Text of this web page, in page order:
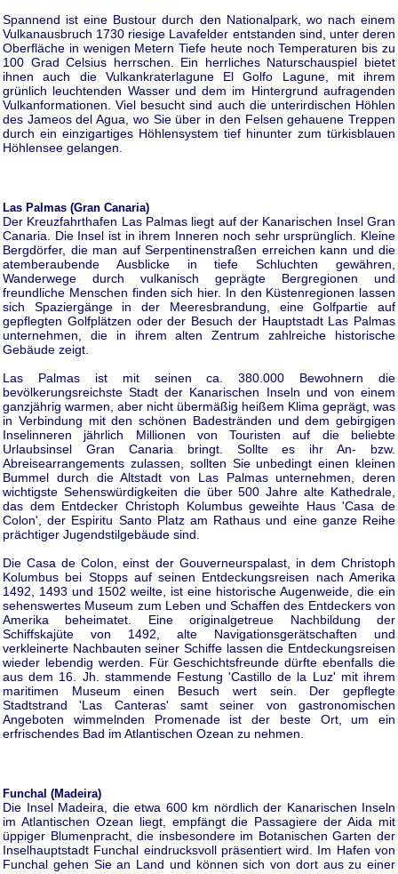
Spannend ist eine Bustour durch den Nationalpark, wo nach einem
Vulkanausbruch 1730 riesige Lavafelder entstanden sind, unter deren
Oberfläche in wenigen Metern Tiefe heute noch Temperaturen bis zu
100 Grad Celsius herrschen. Ein herrliches Naturschauspiel bietet
ihnen auch die Vulkankraterlagune El Golfo Lagune, mit ihrem
grünlich leuchtenden Wasser und dem im Hintergrund aufragenden
Vulkanformationen. Viel besucht sind auch die unterirdischen Höhlen
des Jameos del Agua, wo Sie über in den Felsen gehauene Treppen
durch ein einzigartiges Höhlensystem tief hinunter zum türkisblauen
Höhlensee gelangen.
Las Palmas (Gran Canaria)
Der Kreuzfahrthafen Las Palmas liegt auf der Kanarischen Insel Gran
Canaria. Die Insel ist in ihrem Inneren noch sehr ursprünglich. Kleine
Bergdörfer, die man auf Serpentinenstraßen erreichen kann und die
atemberaubende Ausblicke in tiefe Schluchten gewähren,
Wanderwege durch vulkanisch geprägte Bergregionen und
freundliche Menschen finden sich hier. In den Küstenregionen lassen
sich Spaziergänge in der Meeresbrandung, eine Golfpartie auf
gepflegten Golfplätzen oder der Besuch der Hauptstadt Las Palmas
unternehmen, die in ihrem alten Zentrum zahlreiche historische
Gebäude zeigt.
Las Palmas ist mit seinen ca. 380.000 Bewohnern die
bevölkerungsreichste Stadt der Kanarischen Inseln und von einem
ganzjährig warmen, aber nicht übermäßig heißem Klima geprägt, was
in Verbindung mit den schönen Badestränden und dem gebirgigen
Inselinneren jährlich Millionen von Touristen auf die beliebte
Urlaubsinsel Gran Canaria bringt. Sollte es ihr An- bzw.
Abreisearrangements zulassen, sollten Sie unbedingt einen kleinen
Bummel durch die Altstadt von Las Palmas unternehmen, deren
wichtigste Sehenswürdigkeiten die über 500 Jahre alte Kathedrale,
das dem Entdecker Christoph Kolumbus geweihte Haus 'Casa de
Colon', der Espiritu Santo Platz am Rathaus und eine ganze Reihe
prächtiger Jugendstilgebäude sind.
Die Casa de Colon, einst der Gouverneurspalast, in dem Christoph
Kolumbus bei Stopps auf seinen Entdeckungsreisen nach Amerika
1492, 1493 und 1502 weilte, ist eine historische Augenweide, die ein
sehenswertes Museum zum Leben und Schaffen des Entdeckers von
Amerika beheimatet. Eine originalgetreue Nachbildung der
Schiffskajüte von 1492, alte Navigationsgerätschaften und
verkleinerte Nachbauten seiner Schiffe lassen die Entdeckungsreisen
wieder lebendig werden. Für Geschichtsfreunde dürfte ebenfalls die
aus dem 16. Jh. stammende Festung 'Castillo de la Luz' mit ihrem
maritimen Museum einen Besuch wert sein. Der gepflegte
Stadtstrand 'Las Canteras' samt seiner von gastronomischen
Angeboten wimmelnden Promenade ist der beste Ort, um ein
erfrischendes Bad im Atlantischen Ozean zu nehmen.
Funchal (Madeira)
Die Insel Madeira, die etwa 600 km nördlich der Kanarischen Inseln
im Atlantischen Ozean liegt, empfängt die Passagiere der Aida mit
üppiger Blumenpracht, die insbesondere im Botanischen Garten der
Inselhauptstadt Funchal eindrucksvoll präsentiert wird. Im Hafen von
Funchal gehen Sie an Land und können sich von dort aus zu einer